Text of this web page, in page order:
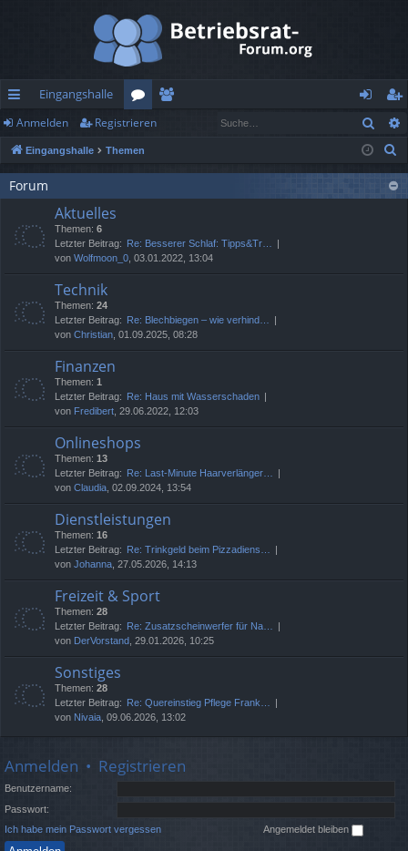
ch
ne
llz
rif
f
Eingangshalle
or
en
n
m
eg
ist
rie
Anmelden Registrieren
Eingangshalle Themen
Forum
Aktuelles
Themen: 6
Letzter Beitrag: Re: Besserer Schlaf: Tipps&Tr…
von Wolfmoon_0 , 03.01.2022, 13:04
Technik
Themen: 24
Letzter Beitrag: Re: Blechbiegen – wie verhind…
von Christian , 01.09.2025, 08:28
Finanzen
Themen: 1
Letzter Beitrag: Re: Haus mit Wasserschaden
von Fredibert , 29.06.2022, 12:03
Onlineshops
Themen: 13
Letzter Beitrag: Re: Last-Minute Haarverlänger…
von Claudia , 02.09.2024, 13:54
Dienstleistungen
Themen: 16
Letzter Beitrag: Re: Trinkgeld beim Pizzadiens…
von Johanna , 27.05.2026, 14:13
Freizeit & Sport
Themen: 28
Letzter Beitrag: Re: Zusatzscheinwerfer für Na…
von DerVorstand , 29.01.2026, 10:25
Sonstiges
Themen: 28
Letzter Beitrag: Re: Quereinstieg Pflege Frank…
von Nivaia , 09.06.2026, 13:02
Anmelden • Registrieren
Benutzername:
Passwort:
Ich habe mein Passwort vergessen
Angemeldet bleiben